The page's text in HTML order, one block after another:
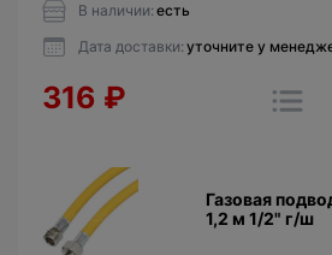
В наличии: есть
Дата доставки: уточните у
316 ₽
Газовая
1,2 м 1/2" г/ш